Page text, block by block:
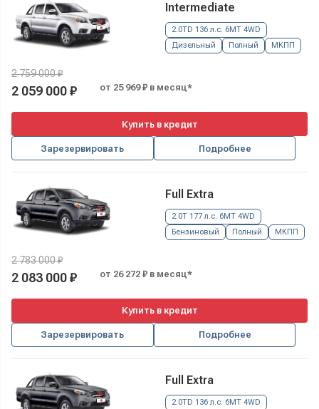
Intermediate
2.0TD 136 л.с. 6MT 4WD
Дизельный
Полный МКПП
2 759 000 ₽
2 059 000 ₽ от 25 969 ₽ в месяц*
Купить в кредит
Зарезервировать Подробнее
Full Extra
2.0T 177 л.с. 6MT 4WD
Бензиновый
Полный МКПП
2 783 000 ₽
2 083 000 ₽ от 26 272 ₽ в месяц*
Купить в кредит
Зарезервировать Подробнее
Full Extra
2.0TD 136 л.с. 6MT 4WD